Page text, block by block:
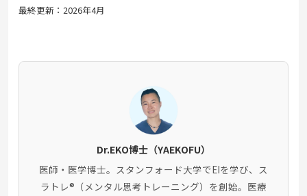
最終更新：2026年4月
Dr.EKO博士（YAEKOFU）
医師・医学博士。スタンフォード大学でEIを学び、ス
ラトレ®（メンタル思考トレーニング）を創始。医療